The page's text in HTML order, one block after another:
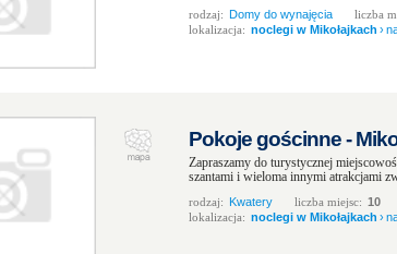
rodzaj: Domy do wynajęcia liczba
lokalizacja: noclegi w Mikołajkach ›
Pokoje gościnne -
Zapraszamy do turystycznej
szantami i wieloma innymi atrakcjami
rodzaj: Kwatery liczba miejsc: 10
lokalizacja: noclegi w Mikołajkach ›